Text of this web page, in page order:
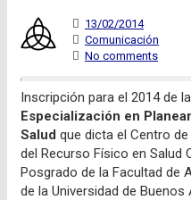
13/02/2014
Comunicación
No comments
Inscripción para el 2014 de la
Especialización en
Salud que dicta el Centro
del Recurso Físico en Salud
Posgrado de la Facultad de
de la Universidad de Buenos